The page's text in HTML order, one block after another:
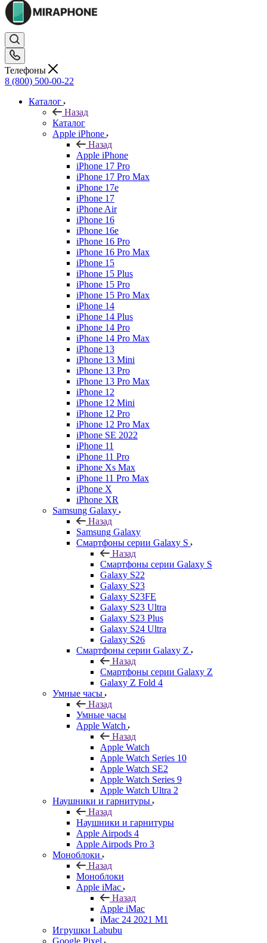
Телефоны
8 (800) 500-00-22
Каталог
Назад
Каталог
Apple iPhone
Назад
Apple iPhone
iPhone 17 Pro
iPhone 17 Pro Max
iPhone 17e
iPhone 17
iPhone Air
iPhone 16
iPhone 16e
iPhone 16 Pro
iPhone 16 Pro Max
iPhone 15
iPhone 15 Plus
iPhone 15 Pro
iPhone 15 Pro Max
iPhone 14
iPhone 14 Plus
iPhone 14 Pro
iPhone 14 Pro Max
iPhone 13
iPhone 13 Mini
iPhone 13 Pro
iPhone 13 Pro Max
iPhone 12
iPhone 12 Mini
iPhone 12 Pro
iPhone 12 Pro Max
iPhone SE 2022
iPhone 11
iPhone 11 Pro
iPhone Xs Max
iPhone 11 Pro Max
iPhone X
iPhone XR
Samsung Galaxy
Назад
Samsung Galaxy
Смартфоны серии Galaxy S
Назад
Смартфоны серии Galaxy S
Galaxy S22
Galaxy S23
Galaxy S23FE
Galaxy S23 Ultra
Galaxy S23 Plus
Galaxy S24 Ultra
Galaxy S26
Смартфоны серии Galaxy Z
Назад
Смартфоны серии Galaxy Z
Galaxy Z Fold 4
Умные часы
Назад
Умные часы
Apple Watch
Назад
Apple Watch
Apple Watch Series 10
Apple Watch SE2
Apple Watch Series 9
Apple Watch Ultra 2
Наушники и гарнитуры
Назад
Наушники и гарнитуры
Apple Airpods 4
Apple Airpods Pro 3
Моноблоки
Назад
Моноблоки
Apple iMac
Назад
Apple iMac
iMac 24 2021 M1
Игрушки Labubu
Google Pixel